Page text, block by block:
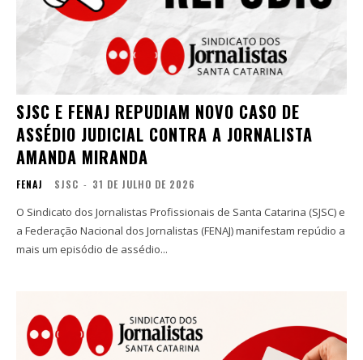
SJSC E FENAJ REPUDIAM NOVO CASO DE
ASSÉDIO JUDICIAL CONTRA A JORNALISTA
AMANDA MIRANDA
FENAJ SJSC - 31 DE JULHO DE 2026
O Sindicato dos Jornalistas Profissionais de Santa Catarina (SJSC) e
a Federação Nacional dos Jornalistas (FENAJ) manifestam repúdio a
mais um episódio de assédio...